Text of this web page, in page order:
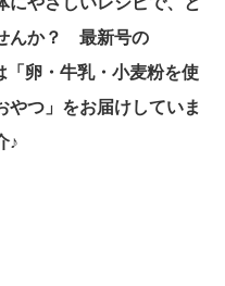
んか？ 最新号の
卵・牛乳・小麦粉を使
やつ」をお届けしていま
♪